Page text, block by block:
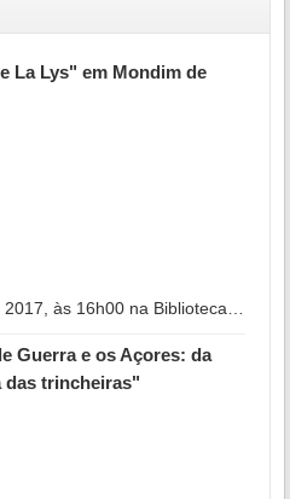
La Lys" em Mondim de
às 16h00 na Biblioteca…
Guerra e os Açores: da
das trincheiras"